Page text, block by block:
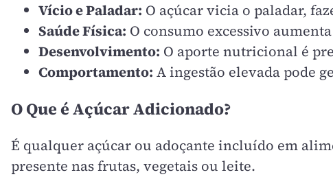
Vício e Paladar: O açúcar vicia o paladar,
Saúde Física: O consumo excessivo
Desenvolvimento: O aporte nutricional é
Comportamento: A ingestão elevada pode
O Que é Açúcar Adicionado?
É qualquer açúcar ou adoçante incluído em
presente nas frutas, vegetais ou leite.